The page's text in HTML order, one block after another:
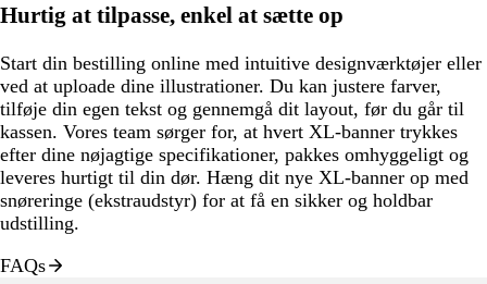
Hurtig at tilpasse, enkel at sætte op
Start din bestilling online med intuitive designværktøjer eller
ved at uploade dine illustrationer. Du kan justere farver,
tilføje din egen tekst og gennemgå dit layout, før du går til
kassen. Vores team sørger for, at hvert XL-banner trykkes
efter dine nøjagtige specifikationer, pakkes omhyggeligt og
leveres hurtigt til din dør. Hæng dit nye XL-banner op med
snøreringe (ekstraudstyr) for at få en sikker og holdbar
udstilling.
FAQs